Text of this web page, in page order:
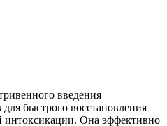
введения
быстрого восстановления
интоксикации. Она эффективно